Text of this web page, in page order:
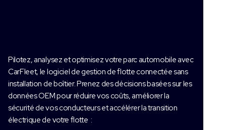
Pilotez, analysez et optimisez votre parc automobile avec
CarFleet, le logiciel de gestion de flotte connectée sans
installation de boîtier. Prenez des décisions basées sur les
données OEM pour réduire vos coûts, améliorer la
sécurité de vos conducteurs et accélérer la transition
électrique de votre flotte :